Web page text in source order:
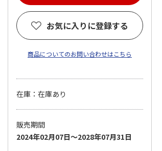
お気に入りに登録する
商品についてのお問い合わせはこちら
在庫：在庫あり
販売期間
2024年02月07日～2028年07月31日